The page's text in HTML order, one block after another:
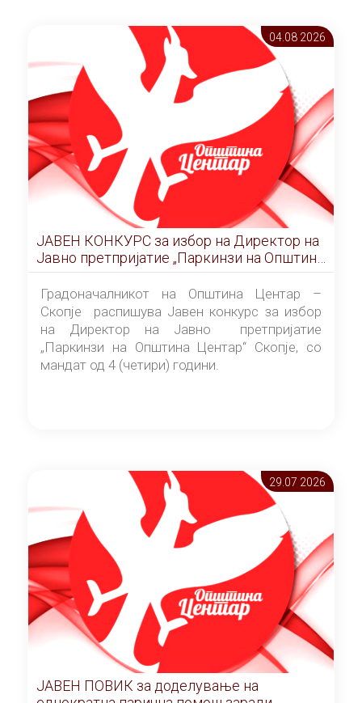
Скопје” број 9/2026), за времетраење од 3
(три) години од денот на потпишувањето на
Договорот за закуп со најповолниот
понудувач.
04.08 2026
ЈАВЕН КОНКУРС за избор на Директор на
Јавно претпријатие „Паркинзи на Општина
Центар“ – Скопје
Градоначалникот на Општина Центар –
Скопје распишува Јавен конкурс за избор
на Директор на Јавно претпријатие
„Паркинзи на Општина Центар“ Скопје, со
мандат од 4 (четири) години.
29.07 2026
ЈАВЕН ПОВИК за доделување на